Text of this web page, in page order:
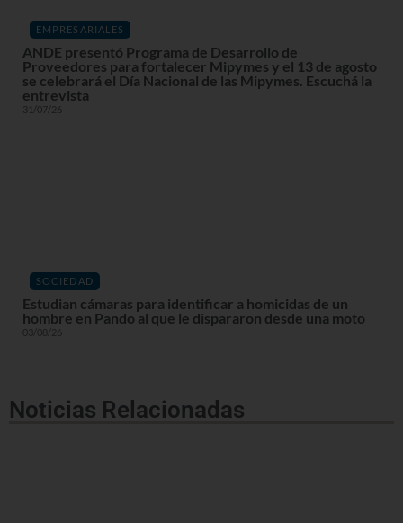
EMPRESARIALES
ANDE presentó Programa de Desarrollo de
Proveedores para fortalecer Mipymes y el 13 de agosto
se celebrará el Día Nacional de las Mipymes. Escuchá la
entrevista
31/07/26
SOCIEDAD
Estudian cámaras para identificar a homicidas de un
hombre en Pando al que le dispararon desde una moto
03/08/26
Noticias Relacionadas